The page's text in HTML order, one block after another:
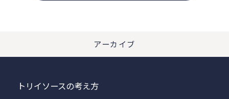
アーカイブ
トリイソースの考え方